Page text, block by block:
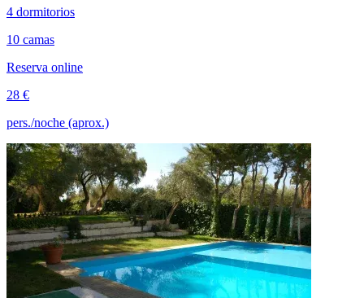
4 dormitorios
10 camas
Reserva online
28 €
pers./noche (aprox.)